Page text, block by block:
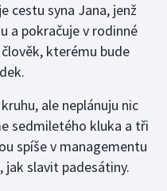
cestu syna Jana, jenž
a pokračuje v rodinné
kterému bude
ale neplánuju nic
sedmiletého kluka a tři
spíše v managementu
jak slavit padesátiny.